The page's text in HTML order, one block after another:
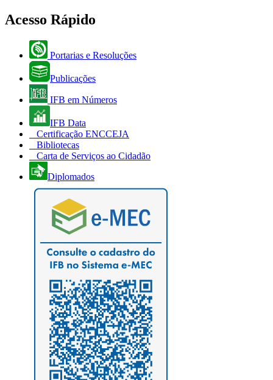
Acesso Rápido
Portarias e Resoluções
Publicações
IFB em Números
IFB Data
Certificação ENCCEJA
Bibliotecas
Carta de Serviços ao Cidadão
Diplomados